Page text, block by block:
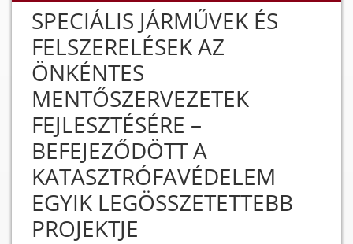
SPECIÁLIS JÁRMŰVEK ÉS
FELSZERELÉSEK AZ
ÖNKÉNTES
MENTŐSZERVEZETEK
FEJLESZTÉSÉRE –
BEFEJEZŐDÖTT A
KATASZTRÓFAVÉDELEM
EGYIK LEGÖSSZETETTEBB
PROJEKTJE